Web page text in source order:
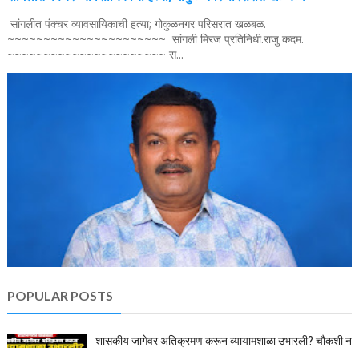
सांगलीत पंक्चर व्यावसायिकाची हत्या; गोकुळनगर परिसरात खळबळ.
~~~~~~~~~~~~~~~~~~~~~~ सांगली मिरज प्रतिनिधी.राजु कदम.
~~~~~~~~~~~~~~~~~~~~~~ स...
POPULAR POSTS
शासकीय जागेवर अतिक्रमण करून व्यायामशाळा उभारली? चौकशी न